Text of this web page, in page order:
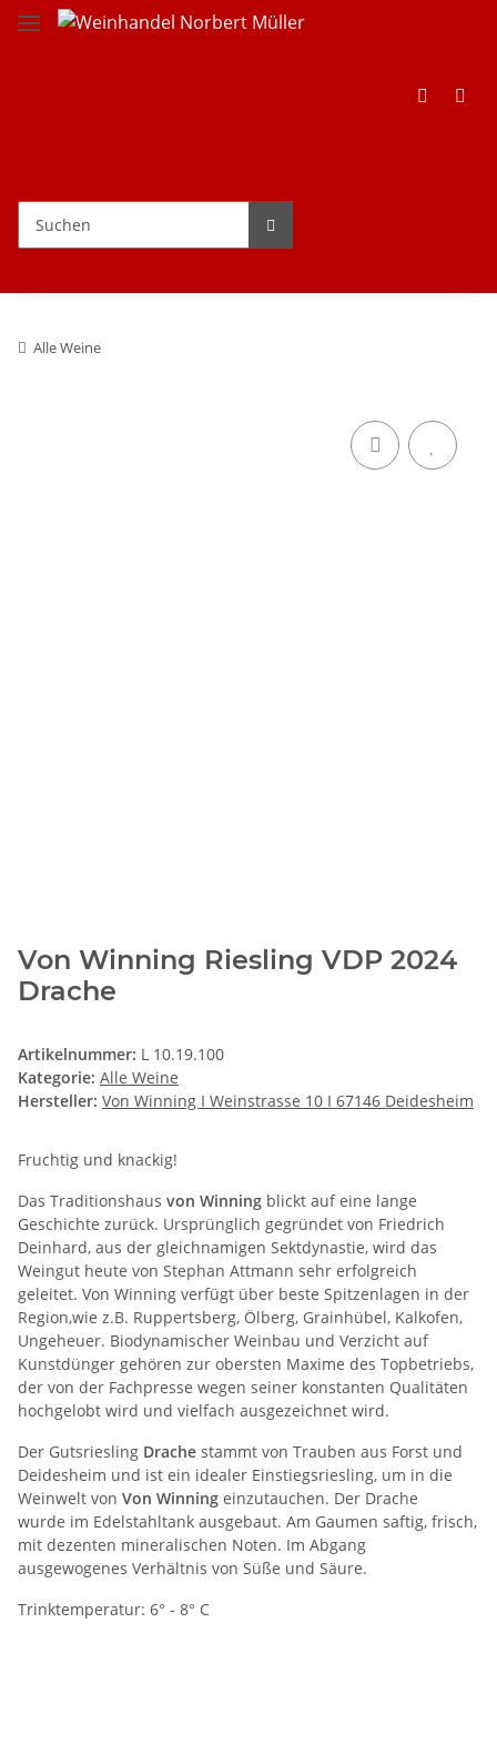
Alle Weine
Von Winning Riesling VDP 2024
Drache
Artikelnummer: L 10.19.100
Kategorie: Alle Weine
Hersteller: Von Winning I Weinstrasse 10 I 67146 Deidesheim
Fruchtig und knackig!
Das Traditionshaus von Winning blickt auf eine lange
Geschichte zurück. Ursprünglich gegründet von Friedrich
Deinhard, aus der gleichnamigen Sektdynastie, wird das
Weingut heute von Stephan Attmann sehr erfolgreich
geleitet. Von Winning verfügt über beste Spitzenlagen in der
Region,wie z.B. Ruppertsberg, Ölberg, Grainhübel, Kalkofen,
Ungeheuer. Biodynamischer Weinbau und Verzicht auf
Kunstdünger gehören zur obersten Maxime des Topbetriebs,
der von der Fachpresse wegen seiner konstanten Qualitäten
hochgelobt wird und vielfach ausgezeichnet wird.
Der Gutsriesling Drache stammt von Trauben aus Forst und
Deidesheim und ist ein idealer Einstiegsriesling, um in die
Weinwelt von Von Winning einzutauchen. Der Drache
wurde im Edelstahltank ausgebaut. Am Gaumen saftig, frisch,
mit dezenten mineralischen Noten. Im Abgang
ausgewogenes Verhältnis von Süße und Säure.
Trinktemperatur: 6° - 8° C